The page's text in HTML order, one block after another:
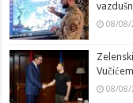
08/08/
08/08/